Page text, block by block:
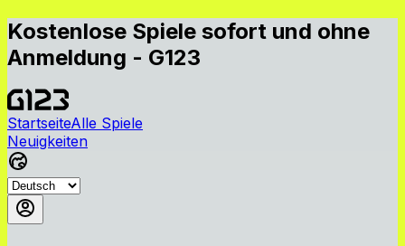
Kostenlose Spiele sofort und ohne
Anmeldung - G123
StartseiteAlle Spiele
Neuigkeiten